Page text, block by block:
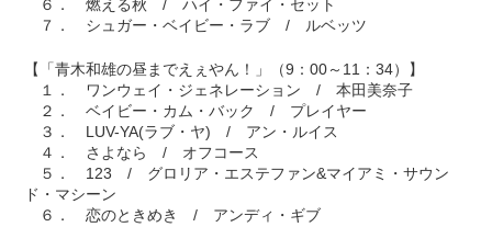
６． 燃える秋 / ハイ・ファイ・セット
７． シュガー・ベイビー・ラブ / ルベッツ
【「青木和雄の昼までえぇやん！」（9：00～11：34）】
１． ワンウェイ・ジェネレーション / 本田美奈子
２． ベイビー・カム・バック / プレイヤー
３． LUV-YA(ラブ・ヤ) / アン・ルイス
４． さよなら / オフコース
５． 123 / グロリア・エステファン&マイアミ・サウン
ド・マシーン
６． 恋のときめき / アンディ・ギブ